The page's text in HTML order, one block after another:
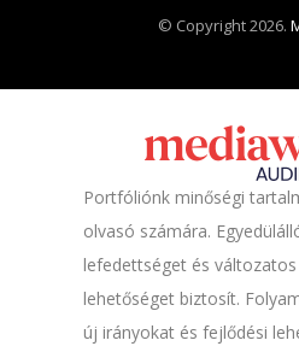
© Copyright 2026.
Portfóliónk minőségi
olvasó számára.
lefedettséget és
lehetőséget biztosít.
új irányokat és fejlődési